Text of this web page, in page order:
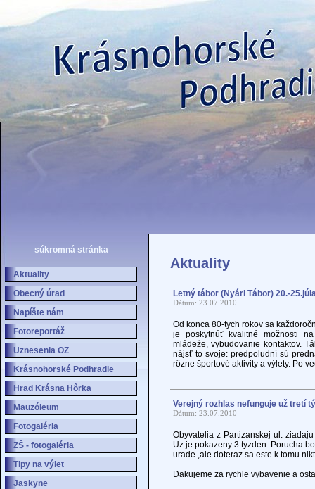
súkromná stránka
Aktuality
Obecný úrad
Napíšte nám
Fotoreportáž
Uznesenia OZ
Krásnohorské Podhradie
Hrad Krásna Hôrka
Mauzóleum
Fotogaléria
ZŠ - fotogaléria
Tipy na výlet
Jaskyne
Aktuality
Letný tábor (Nyári Tábor) 20.-
Dátum: 23.07.2010
Od konca 80-tych rokov sa
je poskytnúť kvalitné možnosti
mládeže, vybudovanie kontaktov.
nájsť to svoje: predpoludní sú
rôzne športové aktivity a výlety. Po
Verejný rozhlas nefunguje už tretí
Dátum: 23.07.2010
Obyvatelia z Partizanskej ul.
Uz je pokazeny 3 tyzden. Porucha
urade ,ale doteraz sa este k tomu
Dakujeme za rychle vybavenie a